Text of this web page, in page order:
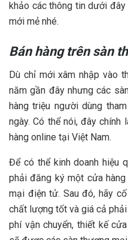
khảo các thông tin dưới
mới mẻ nhé.
Bán hàng trên sàn
Dù chỉ mới xâm nhập vào
năm gần đây nhưng các
hàng triệu người dùng
ngày. Có thể nói, đây
hàng online tại Việt Nam.
Để có thể kinh doanh hiệu
phải đăng ký một cửa
mại điện tử. Sau đó, hãy
chất lượng tốt và giá cả
phí vận chuyển, thiết kế